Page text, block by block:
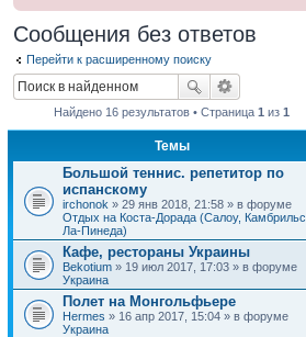
Сообщения без ответов
Перейти к расширенному поиску
Найдено 16 результатов • Страница1 из1
Темы
Большой теннис. репетитор по
испанскому
irchonok » 29 янв 2018, 21:58 » в форуме
Отдых на Коста-Дорада (Салоу, Камбрильс,
Ла-Пинеда)
Кафе, рестораны Украины
Bekotium » 19 июл 2017, 17:03 » в форуме
Украина
Полет на Монгольфьере
Hermes » 16 апр 2017, 15:04 » в форуме
Украина